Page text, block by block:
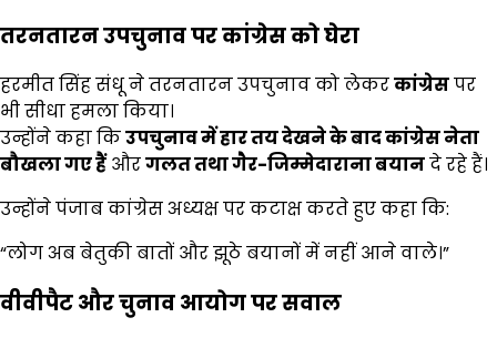
तरनतारन उपचुनाव पर कांग्रेस को घेरा
हरमीत सिंह संधू ने तरनतारन उपचुनाव को लेकरकांग्रेसपर
भी सीधा हमला किया।
उन्होंने कहा किउपचुनाव में हार तय देखने के बाद कांग्रेस नेता
बौखला गए हैंऔरगलत तथा गैर-जिम्मेदाराना बयानदे रहे हैं।
उन्होंने पंजाब कांग्रेस अध्यक्ष पर कटाक्ष करते हुए कहा कि:
“लोग अब बेतुकी बातों और झूठे बयानों में नहीं आने वाले।”
वीवीपैट और चुनाव आयोग पर सवाल